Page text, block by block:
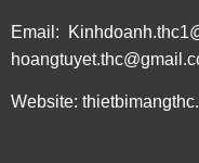
Email:
Website: